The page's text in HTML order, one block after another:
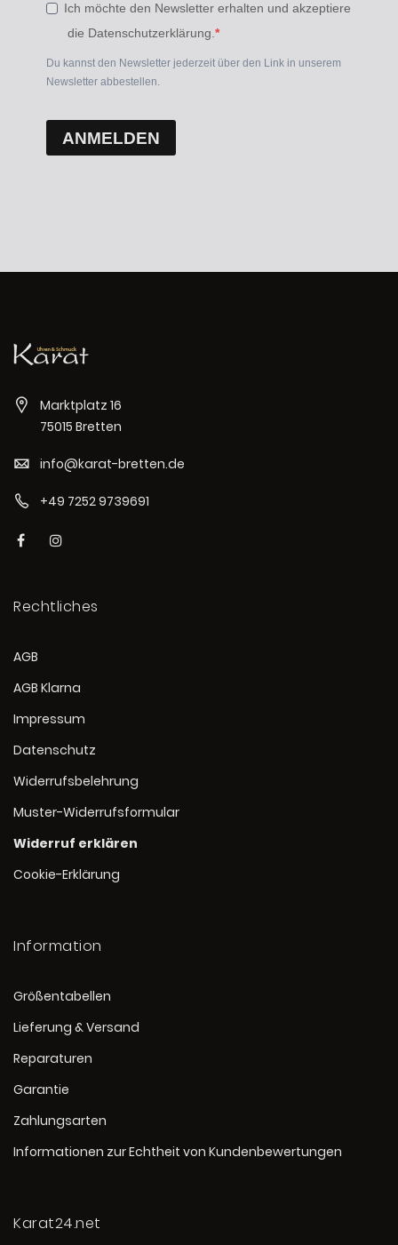
Ich möchte den Newsletter erhalten und akzeptiere
die Datenschutzerklärung.
Du kannst den Newsletter jederzeit über den Link in unserem
Newsletter abbestellen.
ANMELDEN
Marktplatz 16
75015 Bretten
info@karat-bretten.de
+49 7252 9739691
Rechtliches
AGB
AGB Klarna
Impressum
Datenschutz
Widerrufsbelehrung
Muster-Widerrufsformular
Widerruf erklären
Cookie-Erklärung
Information
Größentabellen
Lieferung & Versand
Reparaturen
Garantie
Zahlungsarten
Informationen zur Echtheit von Kundenbewertungen
Karat24.net